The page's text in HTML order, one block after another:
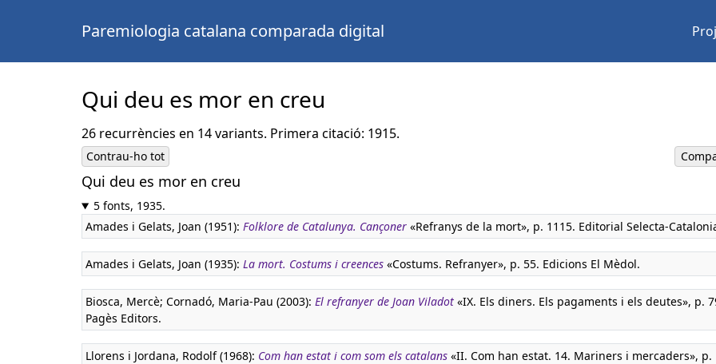
Paremiologia catalana comparada digital
Qui deu es mor en creu
26 recurrències en 14 variants. Primera citació: 1915.
Contrau-ho tot
Qui deu es mor en creu
5 fonts, 1935.
Amades i Gelats, Joan (1951): Folklore de Catalunya. Cançoner «Refranys de la mort», p. 1115. Editorial Selecta-
Amades i Gelats, Joan (1935): La mort. Costums i creences «Costums. Refranyer», p. 55. Edicions El Mèdol.
Biosca, Mercè; Cornadó, Maria-Pau (2003): El refranyer de Joan Viladot «IX. Els diners. Els pagaments i els deutes», p.
Pagès Editors.
Llorens i Jordana, Rodolf (1968): Com han estat i com som els catalans «II. Com han estat. 14. Mariners i mercaders», p.